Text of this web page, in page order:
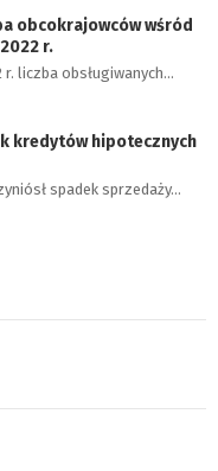
obcokrajowców wśród
r.
liczba obsługiwanych…
kredytów hipotecznych
spadek sprzedaży…